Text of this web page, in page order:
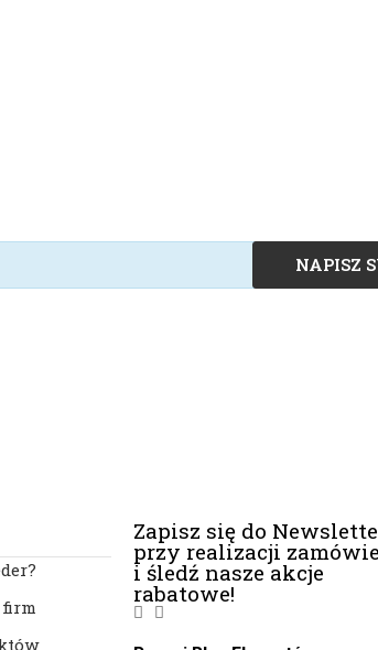
NAPISZ
Zapisz się do
przy realizacji
i śledź nasze akcje
rabatowe!